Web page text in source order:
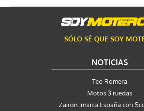
SÓLO SÉ QUE SOY
NOTICIAS
Teo Romera
Motos 3 ruedas
Zairon: marca España con